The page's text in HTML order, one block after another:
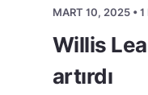
MART 10, 2025 • 1
Willis
artırdı